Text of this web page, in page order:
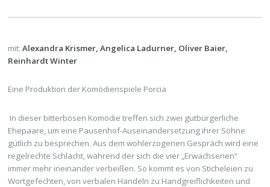
mit:Alexandra Krismer, Angelica Ladurner, Oliver Baier,
Reinhardt Winter
Eine Produktion der Komödienspiele Porcia
In dieser bitterbösen Komödie treffen sich zwei gutbürgerliche
Ehepaare, um eine Pausenhof-Auseinandersetzung ihrer Söhne
gütlich zu besprechen. Aus dem wohlerzogenen Gespräch wird eine
regelrechte Schlacht, während der sich die vier „Erwachsenen“
immer mehr ineinander verbeißen. So kommt es von Sticheleien zu
Wortgefechten, von verbalen Händeln zu Handgreiflichkeiten und